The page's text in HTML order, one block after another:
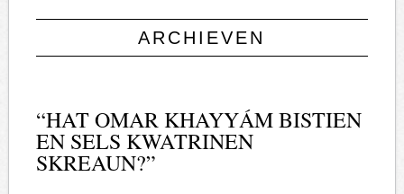
springen
ARCHIEVEN
“HAT OMAR KHAYYÁM BISTIEN
EN SELS KWATRINEN
SKREAUN?”